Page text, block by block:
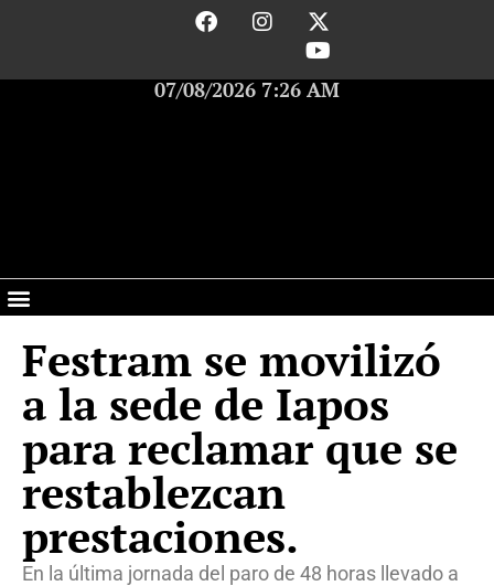
07/08/2026 7:26 AM
Festram se movilizó
a la sede de Iapos
para reclamar que se
restablezcan
prestaciones.
En la última jornada del paro de 48 horas llevado a